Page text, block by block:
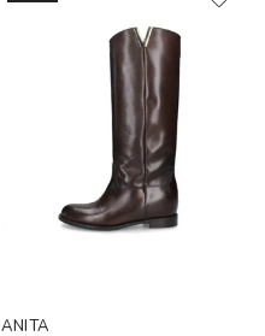
ANITA